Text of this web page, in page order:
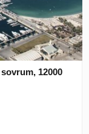
12000